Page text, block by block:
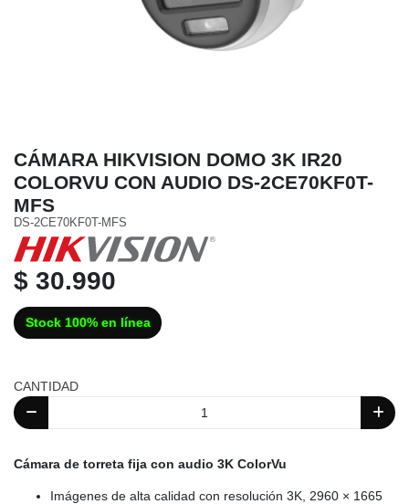
CÁMARA HIKVISION DOMO 3K IR20
COLORVU CON AUDIO DS-2CE70KF0T-
MFS
DS-2CE70KF0T-MFS
$ 30.990
Stock 100% en línea
CANTIDAD
Cámara de torreta fija con audio 3K ColorVu
Imágenes de alta calidad con resolución 3K, 2960 × 1665